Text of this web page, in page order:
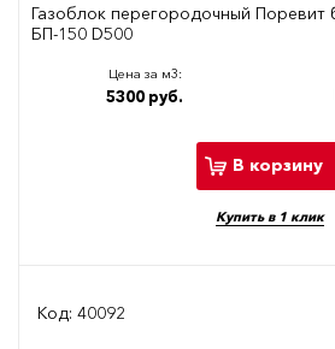
Газоблок перегородочный Поревит
БП-150 D500
Цена за м3:
5300 руб.
В корзину
Купить в 1 клик
Код: 40092